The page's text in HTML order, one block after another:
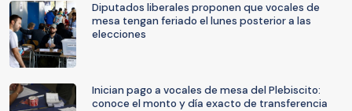
Diputados liberales proponen que vocales de
mesa tengan feriado el lunes posterior a las
elecciones
Inician pago a vocales de mesa del Plebiscito:
conoce el monto y día exacto de transferencia